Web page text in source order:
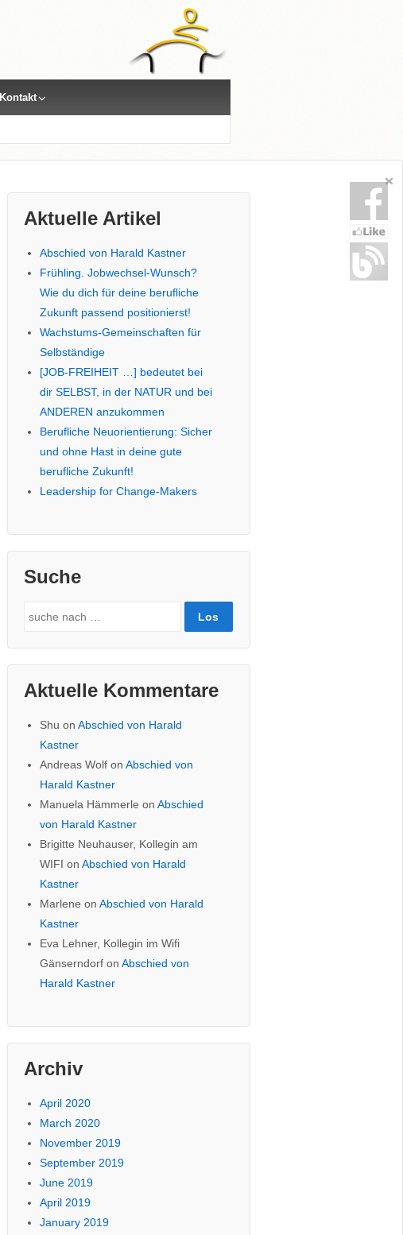
Kontakt
Aktuelle Artikel
Abschied von Harald Kastner
Frühling. Jobwechsel-Wunsch?
Wie du dich für deine berufliche
Zukunft passend positionierst!
Wachstums-Gemeinschaften für
Selbständige
[JOB-FREIHEIT …] bedeutet bei
dir SELBST, in der NATUR und bei
ANDEREN anzukommen
Berufliche Neuorientierung: Sicher
und ohne Hast in deine gute
berufliche Zukunft!
Leadership for Change-Makers
Suche
Search
Aktuelle Kommentare
Shu on Abschied von Harald
Kastner
Andreas Wolfon Abschied von
Harald Kastner
Manuela Hämmerle on Abschied
von Harald Kastner
Brigitte Neuhauser, Kollegin am
WIFI on Abschied von Harald
Kastner
Marlene on Abschied von Harald
Kastner
Eva Lehner, Kollegin im Wifi
Gänserndorfon Abschied von
Harald Kastner
Archiv
April 2020
March 2020
November 2019
September 2019
June 2019
April 2019
January 2019